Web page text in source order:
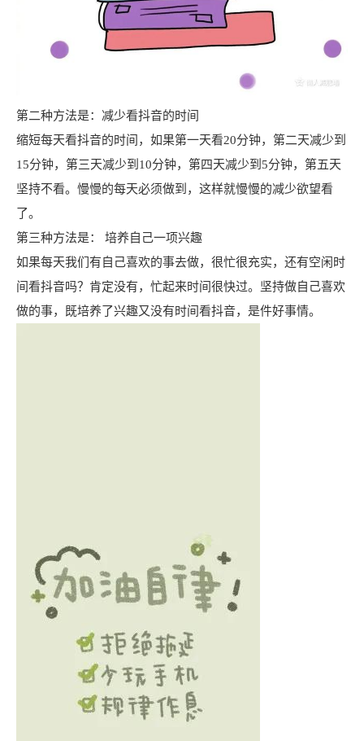
第二种方法是：减少看抖音的时间
缩短每天看抖音的时间，如果第一天看20分钟，第二天减少到
15分钟，第三天减少到10分钟，第四天减少到5分钟，第五天
坚持不看。慢慢的每天必须做到，这样就慢慢的减少欲望看
了。
第三种方法是： 培养自己一项兴趣
如果每天我们有自己喜欢的事去做，很忙很充实，还有空闲时
间看抖音吗？肯定没有，忙起来时间很快过。坚持做自己喜欢
做的事，既培养了兴趣又没有时间看抖音，是件好事情。